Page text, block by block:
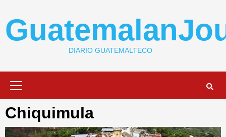
content
DIARIO GUATEMALTECO
Chiquimula